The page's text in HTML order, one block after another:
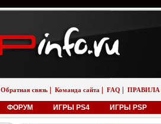
Обратная связь Команда сайта FAQ ПРАВИЛА
ФОРУМ ИГРЫ PS4 ИГРЫ PSP